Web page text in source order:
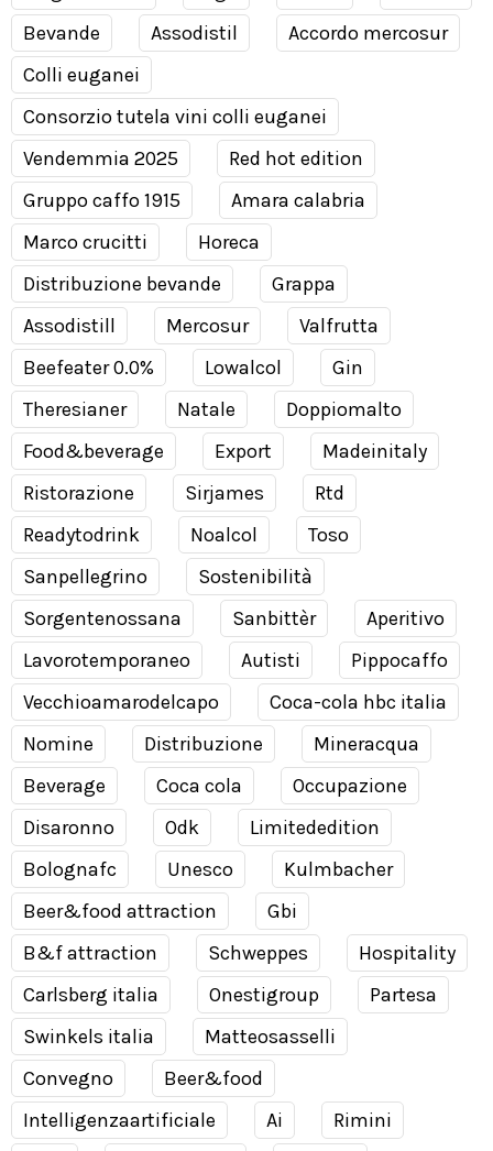
Bevande
Assodistil
Accordo mercosur
Colli euganei
Consorzio tutela vini colli euganei
Vendemmia 2025
Red hot edition
Gruppo caffo 1915
Amara calabria
Marco crucitti
Horeca
Distribuzione bevande
Grappa
Assodistill
Mercosur
Valfrutta
Beefeater 0.0%
Lowalcol
Gin
Theresianer
Natale
Doppiomalto
Food&beverage
Export
Madeinitaly
Ristorazione
Sirjames
Rtd
Readytodrink
Noalcol
Toso
Sanpellegrino
Sostenibilità
Sorgentenossana
Sanbittèr
Aperitivo
Lavorotemporaneo
Autisti
Pippocaffo
Vecchioamarodelcapo
Coca-cola hbc italia
Nomine
Distribuzione
Mineracqua
Beverage
Coca cola
Occupazione
Disaronno
Odk
Limitededition
Bolognafc
Unesco
Kulmbacher
Beer&food attraction
Gbi
B&f attraction
Schweppes
Hospitality
Carlsberg italia
Onestigroup
Partesa
Swinkels italia
Matteosasselli
Convegno
Beer&food
Intelligenzaartificiale
Ai
Rimini